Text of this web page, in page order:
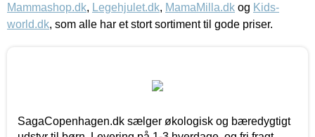
Mammashop.dk, Legehjulet.dk, MamaMilla.dk og Kids-
world.dk, som alle har et stort sortiment til gode priser.
SagaCopenhagen.dk sælger økologisk og bæredygtigt